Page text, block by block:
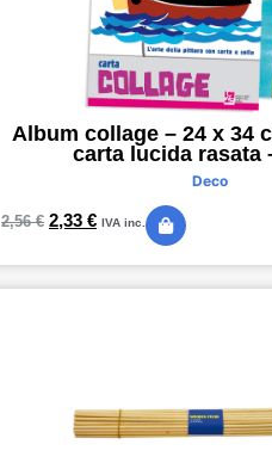
Album collage – 24 x 34
carta lucida rasata
Deco
2,56€ 2,33 € IVA inc.